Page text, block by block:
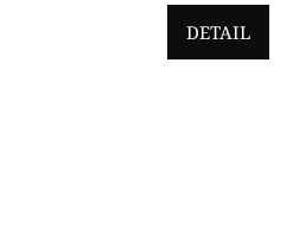
DETAIL